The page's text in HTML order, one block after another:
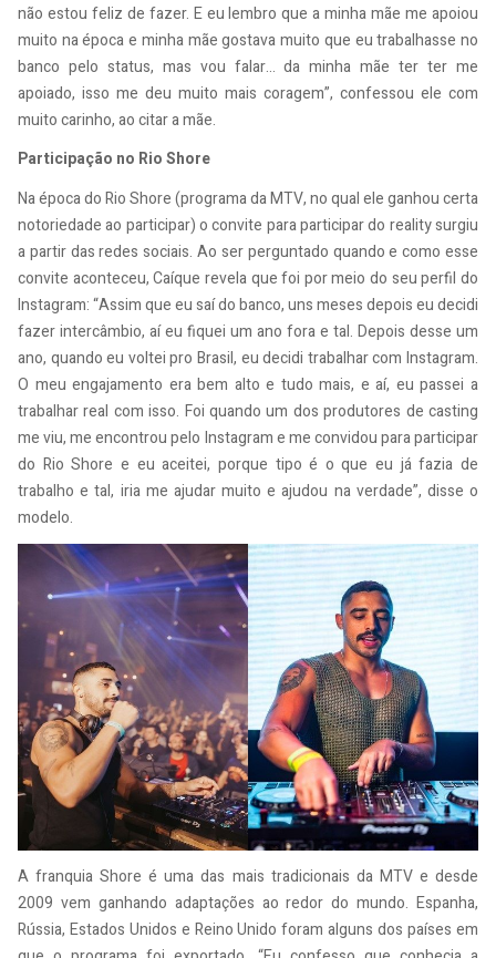
não estou feliz de fazer. E eu lembro que a minha mãe me apoiou
muito na época e minha mãe gostava muito que eu trabalhasse no
banco pelo status, mas vou falar… da minha mãe ter ter me
apoiado, isso me deu muito mais coragem”, confessou ele com
muito carinho, ao citar a mãe.
Participação no Rio Shore
Na época do Rio Shore (programa da MTV, no qual ele ganhou certa
notoriedade ao participar) o convite para participar do reality surgiu
a partir das redes sociais. Ao ser perguntado quandoe como esse
convite aconteceu, Caíque revela que foi por meio do seu perfil do
Instagram: “Assim que eu saí do banco, uns meses depois eu decidi
fazer intercâmbio, aí eu fiquei um ano fora e tal. Depois desse um
ano, quando eu voltei pro Brasil, eu decidi trabalhar com Instagram.
O meu engajamento era bem alto e tudo mais, e aí, eu passei a
trabalhar real com isso. Foi quando um dos produtores de casting
me viu, me encontrou pelo Instagram e me convidou para participar
do Rio Shore e eu aceitei, porque tipo é o que eu já fazia de
trabalho e tal, iria me ajudar muito e ajudou na verdade”, disse o
modelo.
A franquia Shore é uma das mais tradicionais da MTV e desde
2009 vem ganhando adaptações ao redor do mundo. Espanha,
Rússia, Estados Unidos e Reino Unido foram alguns dos países em